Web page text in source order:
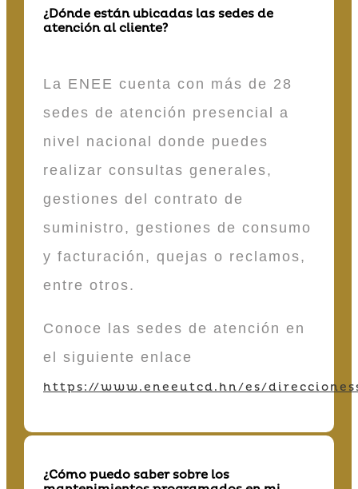
¿Dónde están ubicadas las sedes de
atención al cliente?
La ENEE cuenta con más de 28
sedes de atención presencial a
nivel nacional donde puedes
realizar consultas generales,
gestiones del contrato de
suministro, gestiones de consumo
y facturación, quejas o reclamos,
entre otros.
Conoce las sedes de atención en
el siguiente enlace
https://www.eneeutcd.hn/es/
¿Cómo puedo saber sobre los